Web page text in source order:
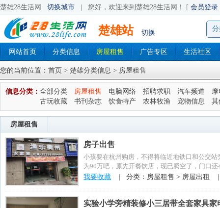
楚雄28生活网 切换城市 您好，欢迎来到楚雄28生活网！ [ 会员登录
楚雄站 切换
网站首页 分类信息 房屋租售 广告专区 生活社区
您的当前位置： 首页 > 楚雄分类信息 > 房屋租售
信息分类： 全部分类 房屋租售 电脑网络 招聘求职 汽车频道
古玩收藏
书刊杂志 饮食特产 农林牧渔 宠物信息 其
房屋租售
房子出售
小孩要在杭州购房，不得将临近地铁口和公交
为90万吧，原先开餐饮店，现已腾空了，门口
体微信与...
我要收藏 分类：房屋租售 > 房屋出
实验小学旁精装修小三居带全套家具家